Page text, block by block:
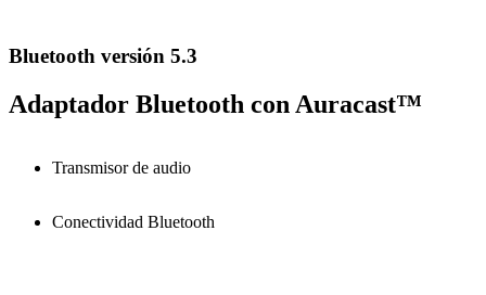
Bluetooth versión 5.3
Adaptador Bluetooth con Auracast™
Transmisor de audio
Conectividad Bluetooth